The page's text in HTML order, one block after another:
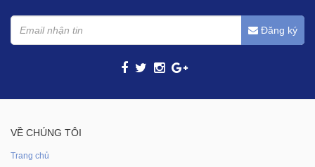
Đăng ký
VỀ CHÚNG TÔI
Trang chủ